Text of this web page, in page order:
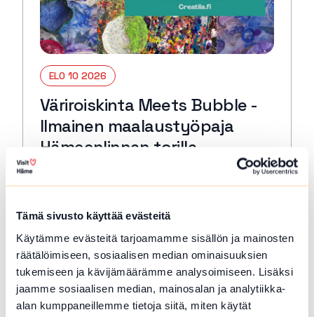
Tämä sivusto käyttää evästeitä
Käytämme evästeitä tarjoamamme sisällön ja mainosten
räätälöimiseen, sosiaalisen median ominaisuuksien
tukemiseen ja kävijämäärämme analysoimiseen. Lisäksi
jaamme sosiaalisen median, mainosalan ja analytiikka-
alan kumppaneillemme tietoja siitä, miten käytät
ELO 10 2026
Väriroiskinta Meets Bubble -
Ilmainen maalaustyöpaja
Hämeenlinnan torilla
Väriroiskintaa sekä kuplamaalausta.
eri-ikäisille osallistujille.
Lue lisää tapahtumasta Väriroiskinta Meets